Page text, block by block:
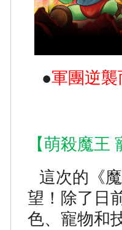
●軍團逆
【萌殺魔王
這次的《
望！除了日
色、寵物和